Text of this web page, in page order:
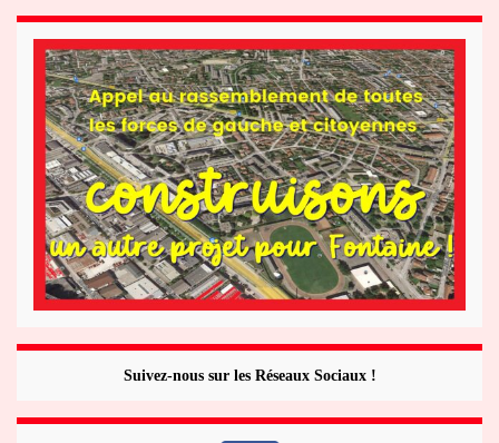
Suivez-nous sur les Réseaux Sociaux !